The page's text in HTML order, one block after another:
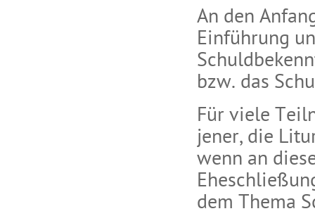
An den
Einführung
bzw. das
Für viele
jener, die
wenn an
dem Thema